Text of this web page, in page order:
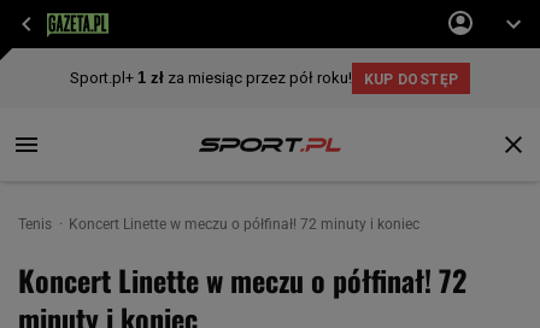
Tenis Koncert Linette w meczu o półfinał! 72 minuty i koniec
Koncert Linette w meczu o półfinał! 72
minuty i koniec